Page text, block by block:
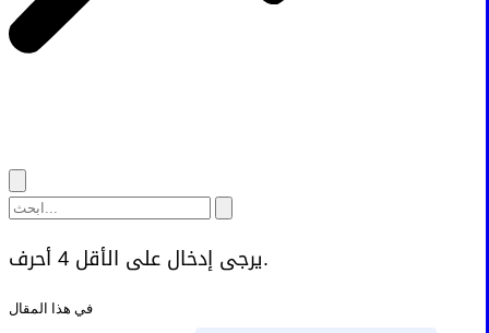
يرجى إدخال على الأقل 4 أحرف.
في هذا المقال